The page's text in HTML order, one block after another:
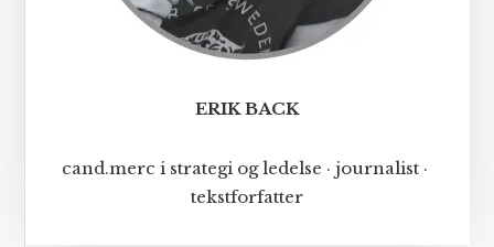
ERIK BACK
cand.merc i strategi og ledelse · journalist ·
tekstforfatter